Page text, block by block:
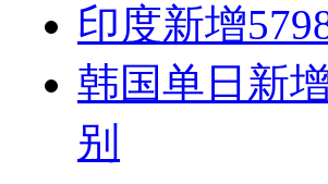
印度新增
韩国单日新
别